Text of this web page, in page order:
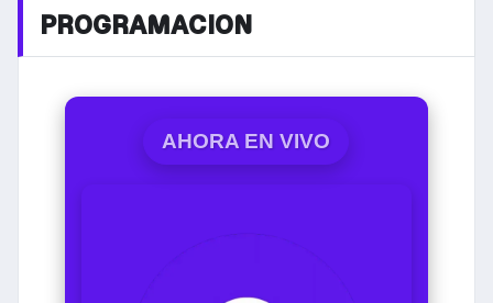
PROGRAMACION
AHORA EN VIVO